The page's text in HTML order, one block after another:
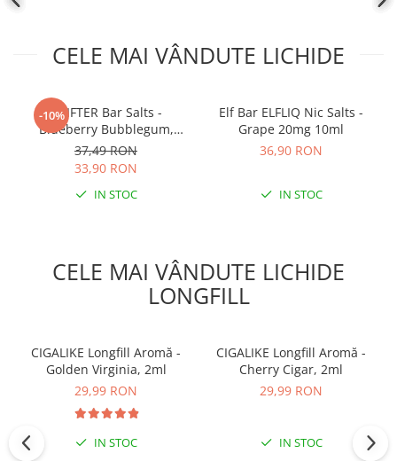
CELE MAI VÂNDUTE LICHIDE
-10%
DRIFTER Bar Salts -
Blueberry Bubblegum,
20mg, 10ml
37,49 RON
33,90 RON
IN STOC
Elf Bar ELFLIQ Nic Salts -
Grape 20mg 10ml
36,90 RON
IN STOC
CELE MAI VÂNDUTE LICHIDE
LONGFILL
CIGALIKE Longfill Aromă -
Golden Virginia, 2ml
29,99 RON
IN STOC
CIGALIKE Longfill Aromă -
Cherry Cigar, 2ml
29,99 RON
IN STOC